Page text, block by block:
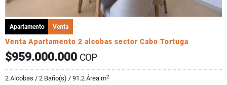
Apartamento Venta
Venta Apartamento 2 alcobas sector Cabo Tortuga
$959.000.000 COP
2 Alcobas / 2 Baño(s) / 91.2 Área m2